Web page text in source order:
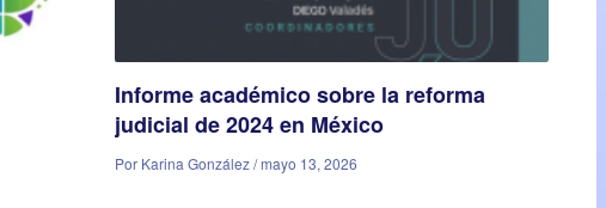
Informe académico sobre la reforma
judicial de 2024 en México
Por Karina González / mayo 13, 2026